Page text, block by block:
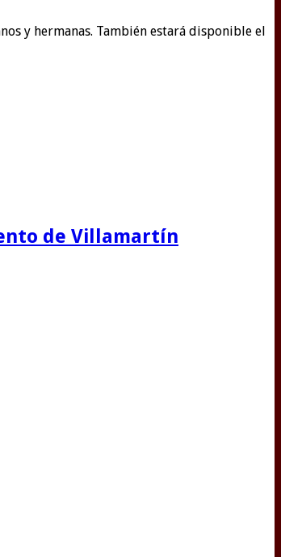
y hermanas. También estará disponible el
de Villamartín